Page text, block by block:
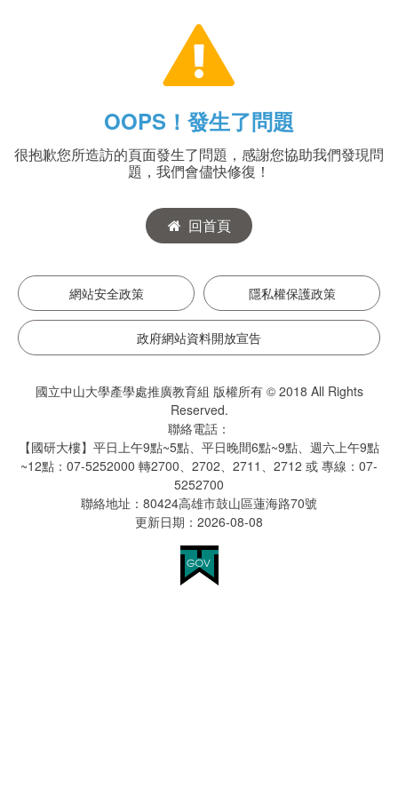
OOPS！發生了問題
很抱歉您所造訪的頁面發生了問題，感謝您協助我們發現問
題，我們會儘快修復！
回首頁
網站安全政策 隱私權保護政策
政府網站資料開放宣告
國立中山大學產學處推廣教育組 版權所有 © 2018 All Rights
Reserved.
聯絡電話：
【國研大樓】平日上午9點~5點、平日晚間6點~9點、週六上午9點
~12點：07-5252000 轉2700、2702、2711、2712 或 專線：07-
5252700
聯絡地址：80424高雄市鼓山區蓮海路70號
更新日期：2026-08-08